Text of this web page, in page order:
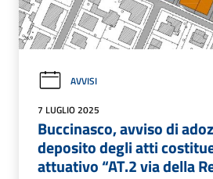
AVVISI
7 LUGLIO 2025
Buccinasco, avviso di
deposito degli atti
attuativo “AT.2 via della